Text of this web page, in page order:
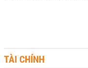
TÀI CHÍNH